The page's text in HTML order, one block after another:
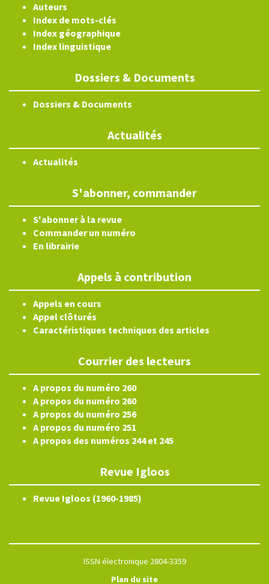
Auteurs
Index de mots-clés
Index géographique
Index linguistique
Dossiers & Documents
Dossiers & Documents
Actualités
Actualités
S'abonner, commander
S'abonner à la revue
Commander un numéro
En librairie
Appels à contribution
Appels en cours
Appel clôturés
Caractéristiques techniques des articles
Courrier des lecteurs
A propos du numéro 260
A propos du numéro 260
A propos du numéro 256
A propos du numéro 251
A propos des numéros 244 et 245
Revue Igloos
Revue Igloos (1960-1985)
ISSN électronique 2804-3359
Plan du site